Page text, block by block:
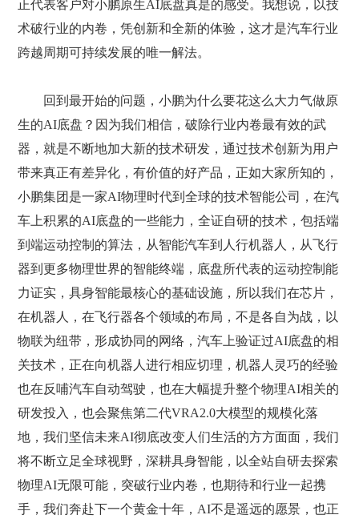
正代表客户对小鹏原生AI底盘真是的感受。我想说，以技
术破行业的内卷，凭创新和全新的体验，这才是汽车行业
跨越周期可持续发展的唯一解法。
回到最开始的问题，小鹏为什么要花这么大力气做原
生的AI底盘？因为我们相信，破除行业内卷最有效的武
器，就是不断地加大新的技术研发，通过技术创新为用户
带来真正有差异化，有价值的好产品，正如大家所知的，
小鹏集团是一家AI物理时代到全球的技术智能公司，在汽
车上积累的AI底盘的一些能力，全证自研的技术，包括端
到端运动控制的算法，从智能汽车到人行机器人，从飞行
器到更多物理世界的智能终端，底盘所代表的运动控制能
力证实，具身智能最核心的基础设施，所以我们在芯片，
在机器人，在飞行器各个领域的布局，不是各自为战，以
物联为纽带，形成协同的网络，汽车上验证过AI底盘的相
关技术，正在向机器人进行相应切理，机器人灵巧的经验
也在反哺汽车自动驾驶，也在大幅提升整个物理AI相关的
研发投入，也会聚焦第二代VRA2.0大模型的规模化落
地，我们坚信未来AI彻底改变人们生活的方方面面，我们
将不断立足全球视野，深耕具身智能，以全站自研去探索
物理AI无限可能，突破行业内卷，也期待和行业一起携
手，我们奔赴下一个黄金十年，AI不是遥远的愿景，也正